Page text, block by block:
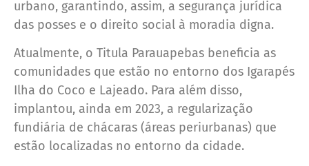
urbano, garantindo, assim, a segurança jurídica
das posses e o direito social à moradia digna.
Atualmente, o Titula Parauapebas beneficia as
comunidades que estão no entorno dos Igarapés
Ilha do Coco e Lajeado. Para além disso,
implantou, ainda em 2023, a regularização
fundiária de chácaras (áreas periurbanas) que
estão localizadas no entorno da cidade.